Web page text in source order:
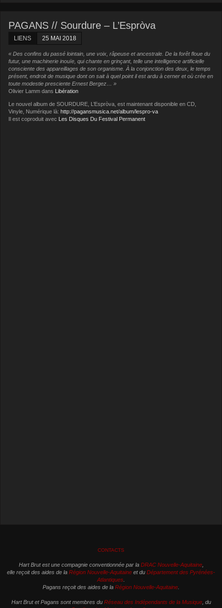
PAGANS // Sourdure – L’Espròva
LIENS 25 MAI 2018
« Des confins du passé lointain, une voix, râpeuse et ancestrale. De la forêt floue du
futur, une machinerie inouïe, qui chante en grinçant, telle une intelligence artificielle
consciente des appareillages de son organisme. À la conjonction des deux, le temps
présent, endroit de musique dont on sait à quel point il est ardu à cerner et où crée en
toute modestie presciente Ernest Bergez… »
Olivier Lamm dans
Libération
Le nouvel album de SOURDURE, L’Espròva, est maintenant disponible en CD,
Vinyle, Numérique là:http://pagansmusica.net/album/lespro-va
Il est coproduit avec Les Disques Du Festival Permanent
CONTACTS
Hart Brut est une compagnie conventionnée par la DRAC Nouvelle-Aquitaine,
elle reçoit des aides de la Région Nouvelle-Aquitaine et du Département des Pyrénées-
Atlantiques.
Pagans reçoit des aides de la Région Nouvelle-Aquitaine.
Hart Brut et Pagans sont membres du Réseau des Indépendants de la Musique, du